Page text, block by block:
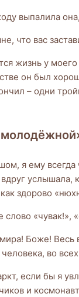
выпалила
что вас
жизнь у
он был
– одни
я ему
здорово
«чувак!»,
Боже! Весь
во
если бы я
и